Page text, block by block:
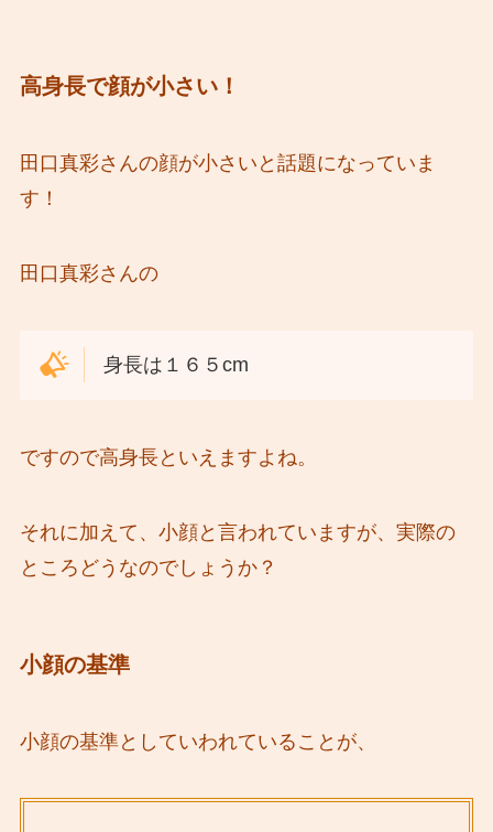
高身長で顔が小さい！
田口真彩さんの顔が小さいと話題になっていま
す！
田口真彩さんの
身長は１６５cm
ですので高身長といえますよね。
それに加えて、小顔と言われていますが、実際の
ところどうなのでしょうか？
小顔の基準
小顔の基準としていわれていることが、